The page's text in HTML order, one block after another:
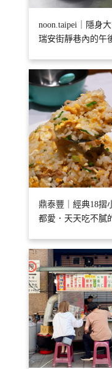
noon.taipei｜隱身
瑞安街靜巷內的午
鼎泰豐｜經典18摺
都愛．天天吃不膩